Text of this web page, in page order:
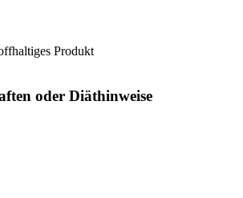
Produkt
oder Diäthinweise